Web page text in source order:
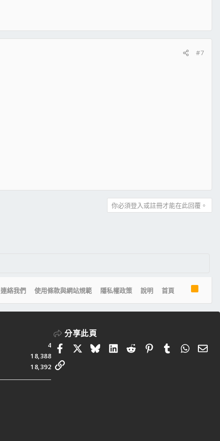
#7
你必須登入或註冊才能在此回覆。
連絡我們 使用條款與網站規範 隱私權政策 說明 首頁
R
S
4
18,388
18,392
分享此頁
FacebookBlueskyLinkedIn
RedditPinterestTumblr 電
連結